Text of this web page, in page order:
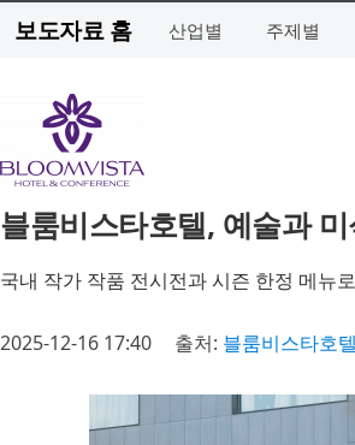
보도자료 홈 산업별 주제별
블룸비스타호텔, 예술과
국내 작가 작품 전시전과 시즌 한정 메뉴
2025-12-16 17:40 출처: 블룸비스타호